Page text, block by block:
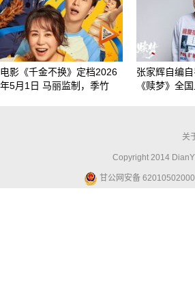
电影《千金不换》定档2026
年5月1日 马丽监制，季竹
张家辉自编
《赎梦》全
关
Copyright 2014
甘公网安备